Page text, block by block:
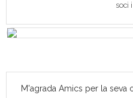
soci
M'agrada Amics per la seva